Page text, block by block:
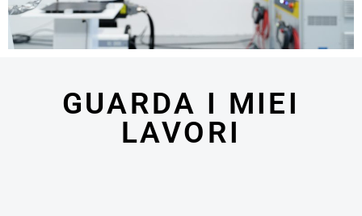
GUARDA I MIEI
LAVORI